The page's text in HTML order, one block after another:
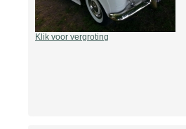
Klik voor vergroting